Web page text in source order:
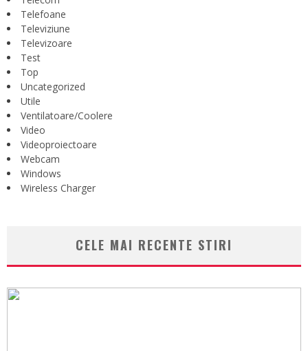
Telefoane
Televiziune
Televizoare
Test
Top
Uncategorized
Utile
Ventilatoare/Coolere
Video
Videoproiectoare
Webcam
Windows
Wireless Charger
CELE MAI RECENTE STIRI